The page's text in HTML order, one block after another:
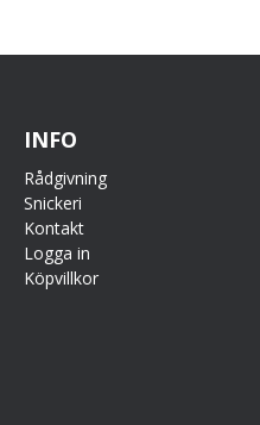
INFO
Rådgivning
Snickeri
Kontakt
Logga in
Köpvillkor